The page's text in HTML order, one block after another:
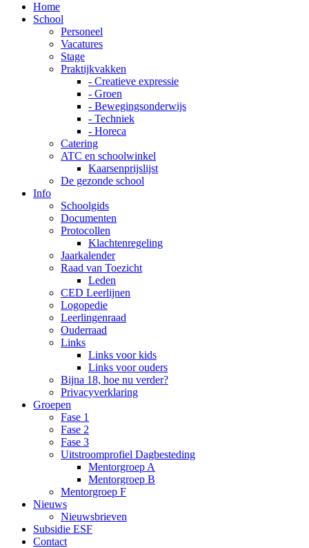
Home
School
Personeel
Vacatures
Stage
Praktijkvakken
- Creatieve expressie
- Groen
- Bewegingsonderwijs
- Techniek
- Horeca
Catering
ATC en schoolwinkel
Kaarsenprijslijst
De gezonde school
Info
Schoolgids
Documenten
Protocollen
Klachtenregeling
Jaarkalender
Raad van Toezicht
Leden
CED Leerlijnen
Logopedie
Leerlingenraad
Ouderraad
Links
Links voor kids
Links voor ouders
Bijna 18, hoe nu verder?
Privacyverklaring
Groepen
Fase 1
Fase 2
Fase 3
Uitstroomprofiel Dagbesteding
Mentorgroep A
Mentorgroep B
Mentorgroep F
Nieuws
Nieuwsbrieven
Subsidie ESF
Contact